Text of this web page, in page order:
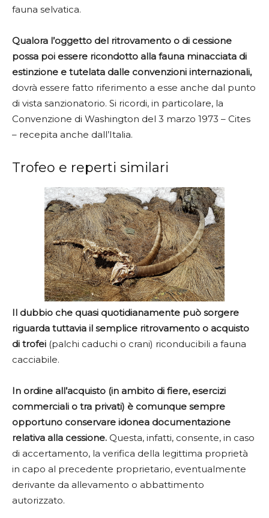
fauna selvatica.
Qualora l’oggetto del ritrovamento o di cessione
possa poi essere ricondotto alla fauna minacciata di
estinzione e tutelata dalle convenzioni internazionali,
dovrà essere fatto riferimento a esse anche dal punto
di vista sanzionatorio. Si ricordi, in particolare, la
Convenzione di Washington del 3 marzo 1973 – Cites
– recepita anche dall’Italia.
Trofeo e reperti similari
Il dubbio che quasi quotidianamente può sorgere
riguarda tuttavia il semplice ritrovamento o acquisto
di trofei (palchi caduchi o crani) riconducibili a fauna
cacciabile.
In ordine all’acquisto (in ambito di fiere, esercizi
commerciali o tra privati) è comunque sempre
opportuno conservare idonea documentazione
relativa alla cessione. Questa, infatti, consente, in caso
di accertamento, la verifica della legittima proprietà
in capo al precedente proprietario, eventualmente
derivante da allevamento o abbattimento
autorizzato.